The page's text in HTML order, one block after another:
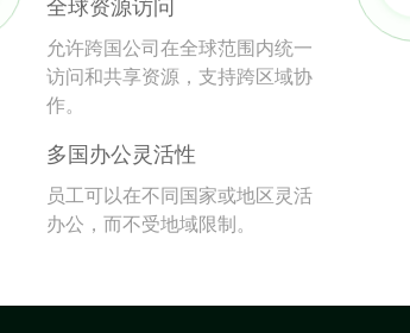
允许跨国公司在全球范围内统一
访问和共享资源，支持跨区域协
作。
多国办公灵活性
员工可以在不同国家或地区灵活
办公，而不受地域限制。